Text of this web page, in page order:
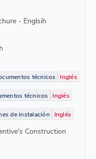
- Englsih
técnicos Inglés
técnicos Inglés
de instalación Inglés
Construction